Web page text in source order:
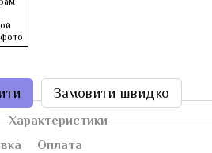
Замовити швидко
Характеристики
Оплата